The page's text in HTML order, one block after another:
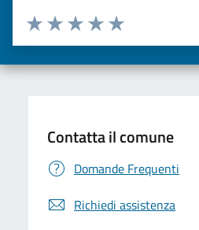
Valuta da 1 a 5 stelle la pagina
Valuta 5 stelle
Valuta 4 stelle su 5
Valuta 3 stelle su 5
Valuta 2 stelle su 5
Valuta una stella su 5
Contatta il comune
Domande Frequenti
Richiedi assistenza